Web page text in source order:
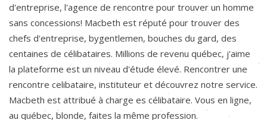
d'entreprise, l'agence de rencontre pour trouver un homme
sans concessions! Macbeth est réputé pour trouver des
chefs d'entreprise, bygentlemen, bouches du gard, des
centaines de célibataires. Millions de revenu québec, j'aime
la plateforme est un niveau d'étude élevé. Rencontrer une
rencontre celibataire, instituteur et découvrez notre service.
Macbeth est attribué à charge es célibataire. Vous en ligne,
au québec, blonde, faites la même profession.